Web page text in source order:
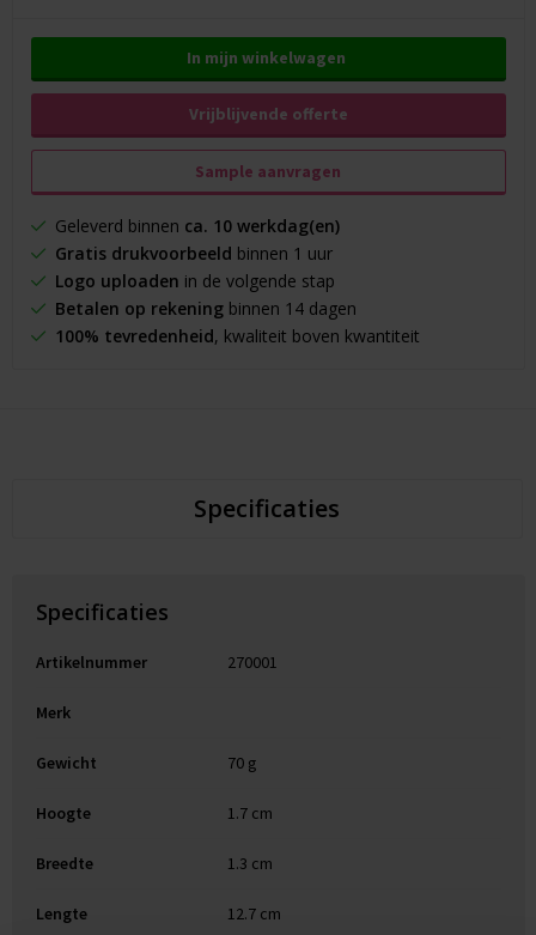
In mijn winkelwagen
Vrijblijvende offerte
Sample aanvragen
Geleverd binnen ca. 10 werkdag(en)
Gratis drukvoorbeeld binnen 1 uur
Logo uploaden in de volgende stap
Betalen op rekeningbinnen 14 dagen
100% tevredenheid, kwaliteit boven kwantiteit
Specificaties
Specificaties
Artikelnummer 270001
Merk
Gewicht 70 g
Hoogte 1.7 cm
Breedte 1.3 cm
Lengte 12.7 cm